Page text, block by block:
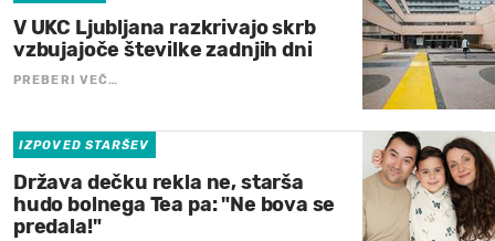
V UKC Ljubljana razkrivajo skrb
vzbujajoče številke zadnjih dni
PREBERI VEČ…
IZPOVED STARŠEV
Država dečku rekla ne, starša
hudo bolnega Tea pa: "Ne bova se
predala!"